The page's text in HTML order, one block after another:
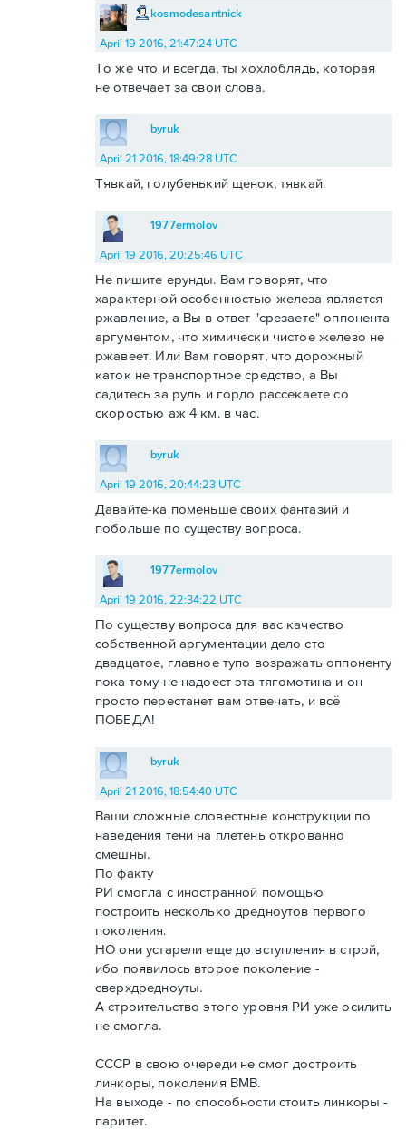
kosmodesantnick
April 19 2016, 21:47:24 UTC
То же что и всегда, ты хохлоблядь, которая
не отвечает за свои слова.
byruk
April 21 2016, 18:49:28 UTC
Тявкай, голубенький щенок, тявкай.
1977ermolov
April 19 2016, 20:25:46 UTC
Не пишите ерунды. Вам говорят, что
характерной особенностью железа является
ржавление, а Вы в ответ "срезаете" оппонента
аргументом, что химически чистое железо не
ржавеет. Или Вам говорят, что дорожный
каток не транспортное средство, а Вы
садитесь за руль и гордо рассекаете со
скоростью аж 4 км. в час.
byruk
April 19 2016, 20:44:23 UTC
Давайте-ка поменьше своих фантазий и
побольше по существу вопроса.
1977ermolov
April 19 2016, 22:34:22 UTC
По существу вопроса для вас качество
собственной аргументации дело сто
двадцатое, главное тупо возражать оппоненту
пока тому не надоест эта тягомотина и он
просто перестанет вам отвечать, и всё
ПОБЕДА!
byruk
April 21 2016, 18:54:40 UTC
Ваши сложные словестные конструкции по
наведения тени на плетень открованно
смешны.
По факту
РИ смогла с иностранной помощью
построить несколько дредноутов первого
поколения.
НО они устарели еще до вступления в строй,
ибо появилось второе поколение -
сверхдредноуты.
А строительство этого уровня РИ уже осилить
не смогла.
СССР в свою очереди не смог достроить
линкоры, поколения ВМВ.
На выходе - по способности стоить линкоры -
паритет.